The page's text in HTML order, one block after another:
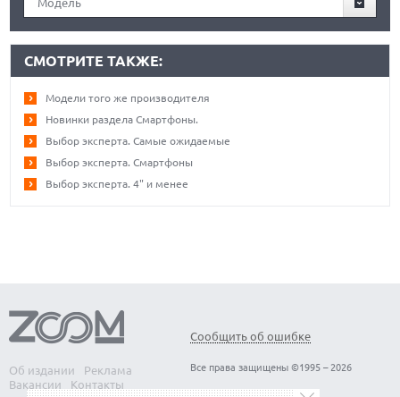
Модель
СМОТРИТЕ ТАКЖЕ:
Модели того же производителя
Новинки раздела Смартфоны.
Выбор эксперта. Самые ожидаемые
Выбор эксперта. Смартфоны
Выбор эксперта. 4" и менее
Об издании
Реклама
Вакансии
Контакты
Сообщить об ошибке
Все права защищены ©1995 – 2026